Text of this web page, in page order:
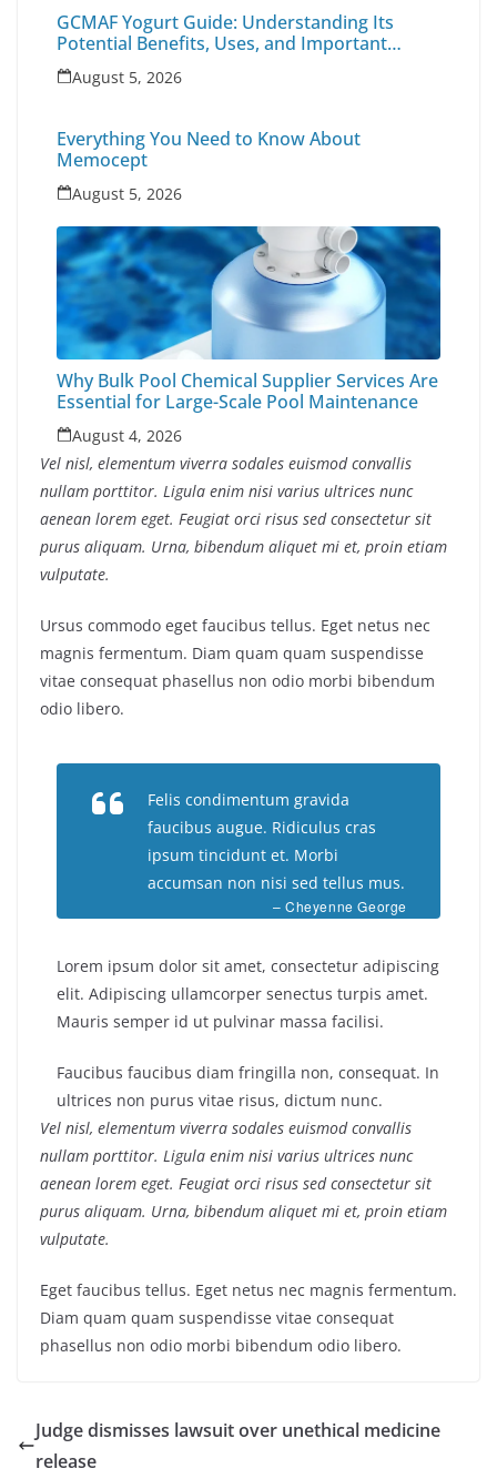
GCMAF Yogurt Guide: Understanding Its
Potential Benefits, Uses, and Important
Health Factors
August 5, 2026
Everything You Need to Know About
Memocept
August 5, 2026
Why Bulk Pool Chemical Supplier Services Are
Essential for Large-Scale Pool Maintenance
August 4, 2026
Vel nisl, elementum viverra sodales euismod convallis
nullam porttitor. Ligula enim nisi varius ultrices nunc
aenean lorem eget. Feugiat orci risus sed consectetur sit
purus aliquam. Urna, bibendum aliquet mi et, proin etiam
vulputate.
Ursus commodo eget faucibus tellus. Eget netus nec
magnis fermentum. Diam quam quam suspendisse
vitae consequat phasellus non odio morbi bibendum
odio libero.
Felis condimentum gravida
faucibus augue. Ridiculus cras
ipsum tincidunt et. Morbi
accumsan non nisi sed tellus mus.
– Cheyenne George
Lorem ipsum dolor sit amet, consectetur adipiscing
elit. Adipiscing ullamcorper senectus turpis amet.
Mauris semper id ut pulvinar massa facilisi.
Faucibus faucibus diam fringilla non, consequat. In
ultrices non purus vitae risus, dictum nunc.
Vel nisl, elementum viverra sodales euismod convallis
nullam porttitor. Ligula enim nisi varius ultrices nunc
aenean lorem eget. Feugiat orci risus sed consectetur sit
purus aliquam. Urna, bibendum aliquet mi et, proin etiam
vulputate.
Eget faucibus tellus. Eget netus nec magnis fermentum.
Diam quam quam suspendisse vitae consequat
phasellus non odio morbi bibendum odio libero.
Judge dismisses lawsuit over unethical medicine
release